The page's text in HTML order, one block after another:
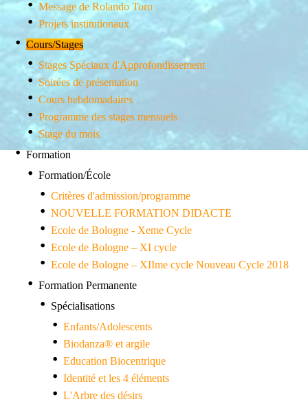
Message de Rolando Toro
Projets institutionaux
Cours/Stages
Stages Spéciaux d'Approfondissement
Soirées de présentation
Cours hebdomadaires
Programme des stages mensuels
Stage du mois
Formation
Formation/École
Critères d'admission/programme
NOUVELLE FORMATION DIDACTE
Ecole de Bologne - Xeme Cycle
Ecole de Bologne – XI cycle
Ecole de Bologne – XIIme cycle Nouveau Cycle 2018
Formation Permanente
Spécialisations
Enfants/Adolescents
Biodanza® et argile
Education Biocentrique
Identité et les 4 éléments
L'Arbre des désirs